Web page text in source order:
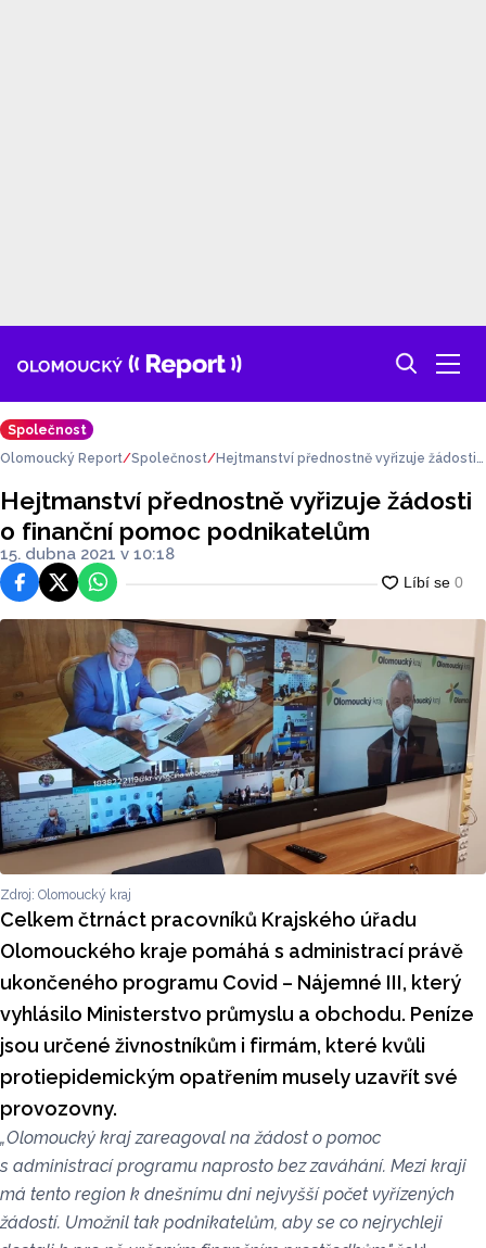
Společnost
Olomoucký Report Společnost
Hejtmanství přednostně vyřizuje žádosti
Hejtmanství přednostně vyřizuje žádosti
o finanční pomoc podnikatelům
15. dubna 2021 v 10:18
FacebookPlatforma X
WhatsApp
Zdroj: Olomoucký kraj
Celkem čtrnáct pracovníků Krajského úřadu
Olomouckého kraje pomáhá s administrací právě
ukončeného programu Covid – Nájemné III, který
vyhlásilo Ministerstvo průmyslu a obchodu. Peníze
jsou určené živnostníkům i firmám, které kvůli
protiepidemickým opatřením musely uzavřít své
provozovny.
„Olomoucký kraj zareagoval na žádost o pomoc
s administrací programu naprosto bez zaváhání. Mezi kraji
má tento region k dnešnímu dni nejvyšší počet vyřízených
žádostí. Umožnil tak podnikatelům, aby se co nejrychleji